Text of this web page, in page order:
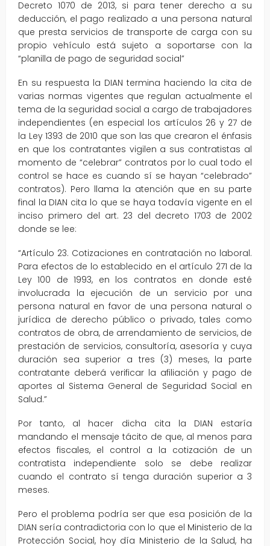
Decreto 1070 de 2013, si para tener derecho a su
deducción, el pago realizado a una persona natural
que presta servicios de transporte de carga con su
propio vehículo está sujeto a soportarse con la
“planilla de pago de seguridad social”
En su respuesta la DIAN termina haciendo la cita de
varias normas vigentes que regulan actualmente el
tema de la seguridad social a cargo de trabajadores
independientes (en especial los artículos 26 y 27 de
la Ley 1393 de 2010 que son las que crearon el énfasis
en que los contratantes vigilen a sus contratistas al
momento de “celebrar” contratos por lo cual todo el
control se hace es cuando sí se hayan “celebrado”
contratos). Pero llama la atención que en su parte
final la DIAN cita lo que se haya todavía vigente en el
inciso primero del art. 23 del decreto 1703 de 2002
donde se lee:
“Artículo 23. Cotizaciones en contratación no laboral.
Para efectos de lo establecido en el artículo 271 de la
Ley 100 de 1993, en los contratos en donde esté
involucrada la ejecución de un servicio por una
persona natural en favor de una persona natural o
jurídica de derecho público o privado, tales como
contratos de obra, de arrendamiento de servicios, de
prestación de servicios, consultoría, asesoría y cuya
duración sea superior a tres (3) meses, la parte
contratante deberá verificar la afiliación y pago de
aportes al Sistema General de Seguridad Social en
Salud.”
Por tanto, al hacer dicha cita la DIAN estaría
mandando el mensaje tácito de que, al menos para
efectos fiscales, el control a la cotización de un
contratista independiente solo se debe realizar
cuando el contrato sí tenga duración superior a 3
meses.
Pero el problema podría ser que esa posición de la
DIAN sería contradictoria con lo que el Ministerio de la
Protección Social, hoy día Ministerio de la Salud, ha